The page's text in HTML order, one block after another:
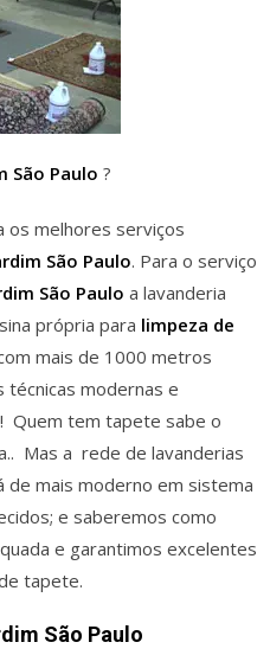
São Paulo ?
os melhores serviços
São Paulo. Para o serviço
São Paulo a lavanderia
própria para limpeza de
mais de 1000 metros
técnicas modernas e
Quem tem tapete sabe o
Mas a rede de lavanderias
de mais moderno em sistema
e saberemos como
e garantimos excelentes
tapete.
São Paulo